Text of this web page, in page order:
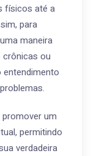
físicos até a
para
maneira
crônicas ou
entendimento
um
permitindo
verdadeira